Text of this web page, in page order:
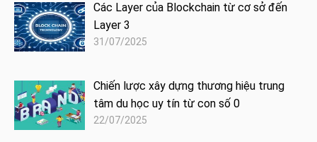
Các Layer của Blockchain từ cơ sở đến
Layer 3
31/07/2025
Chiến lược xây dựng thương hiệu trung
tâm du học uy tín từ con số 0
22/07/2025